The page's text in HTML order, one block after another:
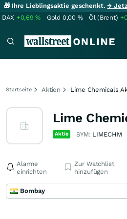
🎁 Ihre Lieblingsaktie geschenkt.→
DAX +0,69% Gold 0,00 % Öl (Brent)
Startseite Aktien Lime Chemicals
Lime
Aktie SYM: LIMECHM
Alarme
einrichten
Zur Watchlist
hinzufügen
Bombay